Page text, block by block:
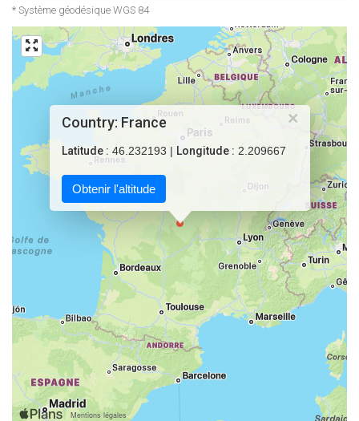
* Système géodésique WGS 84
×
Country: France
Latitude : 46.232193 | Longitude : 2.209667
Obtenir l'altitude